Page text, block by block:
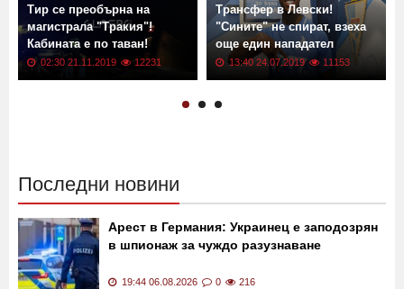
Тир се преобърна на
магистрала "Тракия"!
Кабината е по таван!
02:30 21.11.2019 12231
Трансфер в Левски!
"Сините" не спират, взеха
още един нападател
13:40 24.07.2019 11153
Последни новини
Арест в Германия: Украинец е заподозрян
в шпионаж за чуждо разузнаване
19:44 06.08.2026 0 216